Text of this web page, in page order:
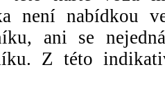
není nabídkou
ani se
Z této